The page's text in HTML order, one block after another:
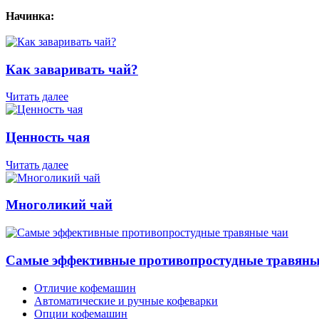
Начинка:
Как заваривать чай?
Читать далее
Ценность чая
Читать далее
Многоликий чай
Самые эффективные противопростудные
Отличие кофемашин
Автоматические и ручные кофеварки
Опции кофемашин